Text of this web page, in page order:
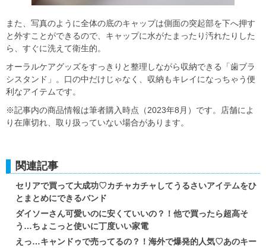
また、写真のように全体の底のキャップは側面の突起部を下へ押す
と外すことができるので、キャップに水がたまったり汚れたりした
ら、すぐに洗えて衛生的。
オーラルケアグッズをすっきりと整理しながら収納できる「歯ブラ
シスタンド」。口の中だけじゃなく、収納もキレイになっちゃう便
利なアイテムです。
※記事内の商品情報は筆者購入時点（2023年8月）です。店舗によ
り在庫切れ、取り扱っていない場合があります。
関連記事
セリアで買って大成功♡カチャカチャしてうるさいアイテムをひ
とまとめにできるバンド
ダイソーさん可愛いのに安くていいの？！他で買ったら超高そ
う…ちょこっと使いに丁度いい家電
えっ…キャンドゥで売ってるの？！海外で爆発的人気♡あのキー